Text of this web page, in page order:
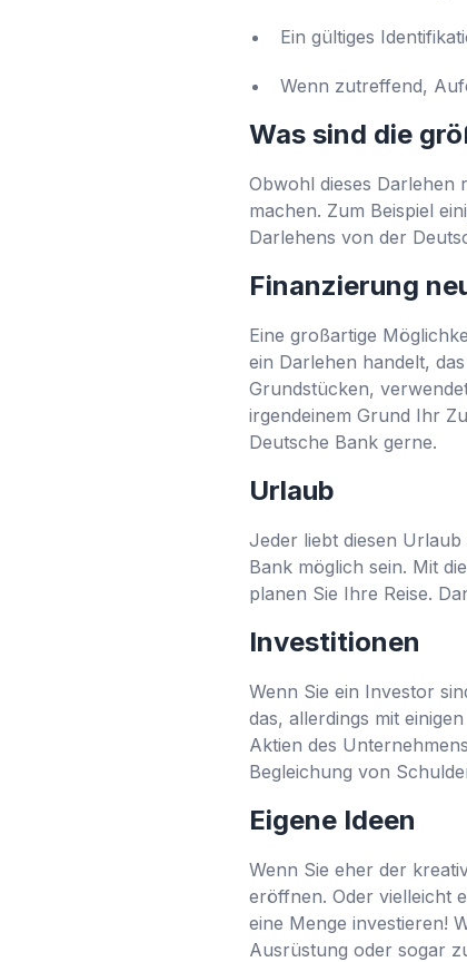
Ein gültiges
Wenn zutreffend,
Was sind die
Obwohl dieses Darlehen
machen. Zum Beispiel
Darlehens von der
Finanzierung
Eine großartige
ein Darlehen handelt,
Grundstücken,
irgendeinem Grund Ihr
Deutsche Bank gerne.
Urlaub
Jeder liebt diesen
Bank möglich sein. Mit
planen Sie Ihre Reise.
Investitionen
Wenn Sie ein Investor
das, allerdings mit
Aktien des
Begleichung von
Eigene Ideen
Wenn Sie eher der
eröffnen. Oder vielleicht
eine Menge investieren!
Ausrüstung oder sogar